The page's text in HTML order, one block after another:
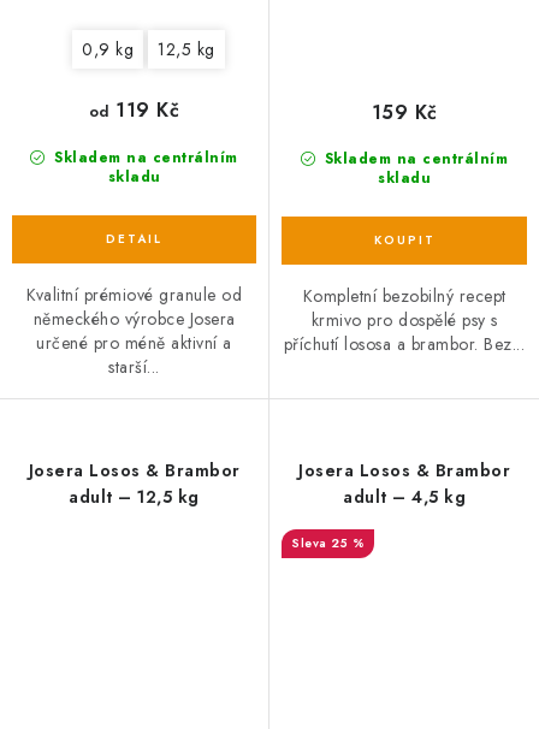
0,9 kg 12,5 kg
Skladem na centrálním
skladu
od 119 Kč
Kvalitní prémiové granule od
německého výrobce Josera
určené pro méně aktivní a
starší...
Skladem na centrálním
skladu
159 Kč
Kompletní bezobilný recept
krmivo pro dospělé psy s
příchutí lososa a brambor. Bez...
Josera Losos & Brambor
adult – 12,5 kg
Josera Losos & Brambor
adult – 4,5 kg
25 %